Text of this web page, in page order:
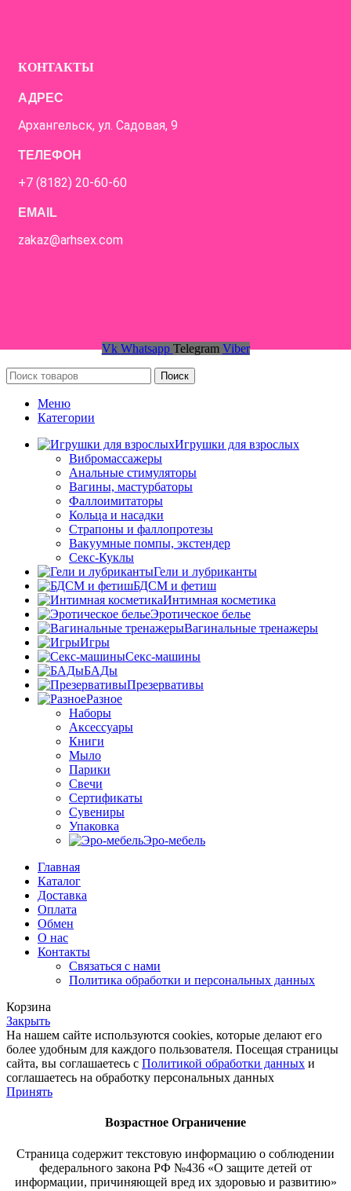
КОНТАКТЫ
АДРЕС
Архангельск, ул. Садовая, 9
ТЕЛЕФОН
+7 (8182) 20-60-60
EMAIL
zakaz@arhsex.com
Vk Whatsapp Telegram Viber
Поиск
Меню
Категории
Игрушки для взрослых
Вибромассажеры
Анальные стимуляторы
Вагины, мастурбаторы
Фаллоимитаторы
Кольца и насадки
Страпоны и фаллопротезы
Вакуумные помпы, экстендер
Секс-Куклы
Гели и лубриканты
БДСМ и фетиш
Интимная косметика
Эротическое белье
Вагинальные тренажеры
Игры
Секс-машины
БАДы
Презервативы
Разное
Наборы
Аксессуары
Книги
Мыло
Парики
Свечи
Сертификаты
Сувениры
Упаковка
Эро-мебель
Главная
Каталог
Доставка
Оплата
Обмен
О нас
Контакты
Связаться с нами
Политика обработки и персональных данных
Корзина
Закрыть
На нашем сайте используются cookies, которые делают его
более удобным для каждого пользователя. Посещая страницы
сайта, вы соглашаетесь с Политикой обработки данных и
соглашаетесь на обработку персональных данных
Принять
Возрастное Ограничение
Страница содержит текстовую информацию о соблюдении
федерального закона РФ №436 «О защите детей от
информации, причиняющей вред их здоровью и развитию»